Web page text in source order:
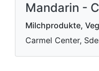
Mandarin -
Milchprodukte,
Carmel Center,